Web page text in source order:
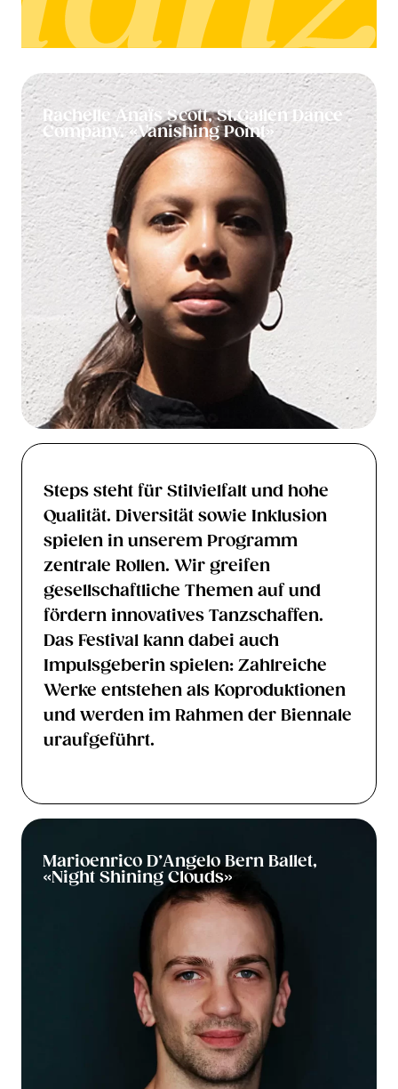
Rachelle Anaïs Scott, St.Gallen Dance
Company, «Vanishing Point»
Steps steht für Stilvielfalt und hohe
Qualität. Diversität sowie Inklusion
spielen in unserem Programm
zentrale Rollen. Wir greifen
gesellschaftliche Themen auf und
fördern innovatives Tanzschaffen.
Das Festival kann dabei auch
Impulsgeberin spielen: Zahlreiche
Werke entstehen als Koproduktionen
und werden im Rahmen der Biennale
uraufgeführt.
Marioenrico D’Angelo Bern Ballet,
«Night Shining Clouds»